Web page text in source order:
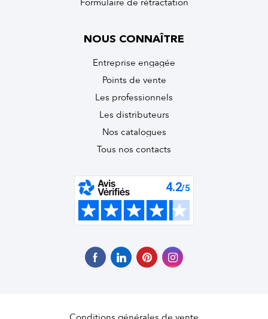
Formulaire de rétractation
NOUS CONNAÎTRE
Entreprise engagée
Points de vente
Les professionnels
Les distributeurs
Nos catalogues
Tous nos contacts